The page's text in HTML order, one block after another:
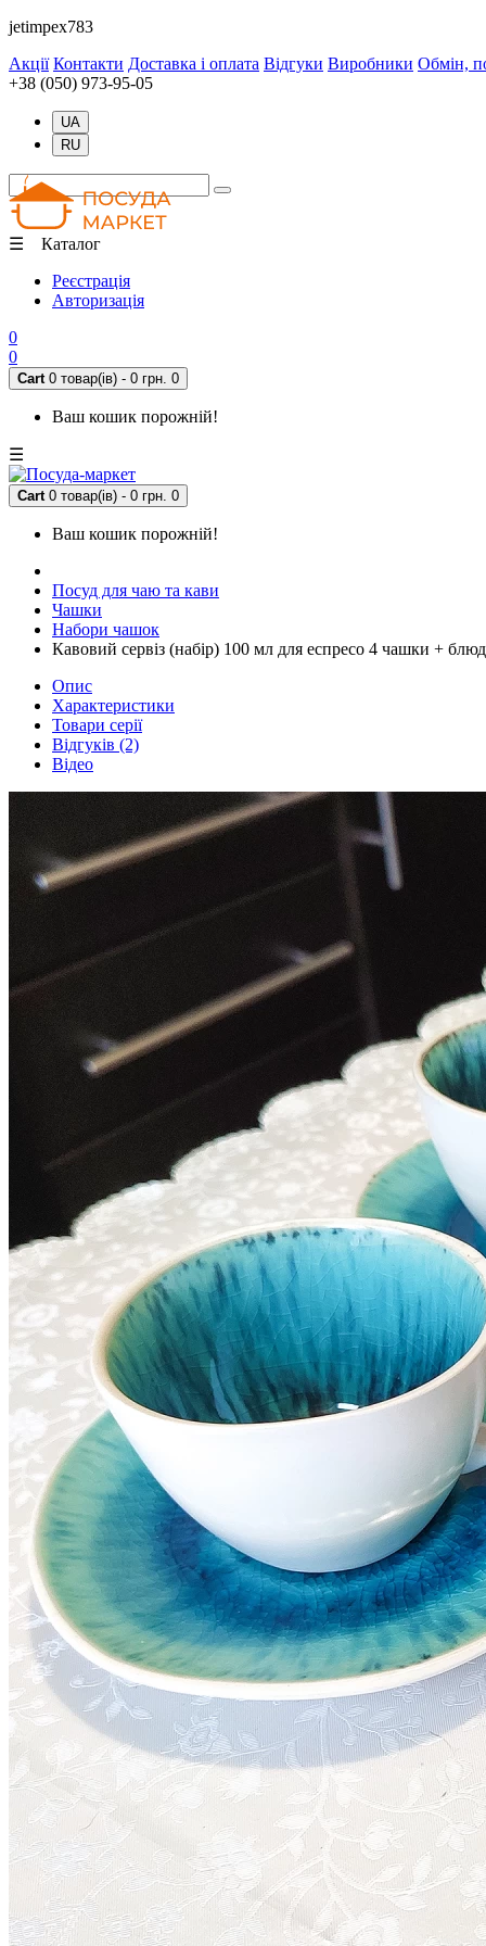
jetimpex783
Акції Контакти Доставка і оплата Відгуки Виробники Обмін,
+38 (050) 973-95-05
UA
RU
☰ Каталог
Реєстрація
Авторизація
0
0
Cart 0 товар(ів) - 0 грн. 0
Ваш кошик порожній!
☰
Cart 0 товар(ів) - 0 грн. 0
Ваш кошик порожній!
Посуд для чаю та кави
Чашки
Набори чашок
Кавовий сервіз (набір) 100 мл для еспресо 4 чашки +
Опис
Характеристики
Товари серії
Відгуків (2)
Відео